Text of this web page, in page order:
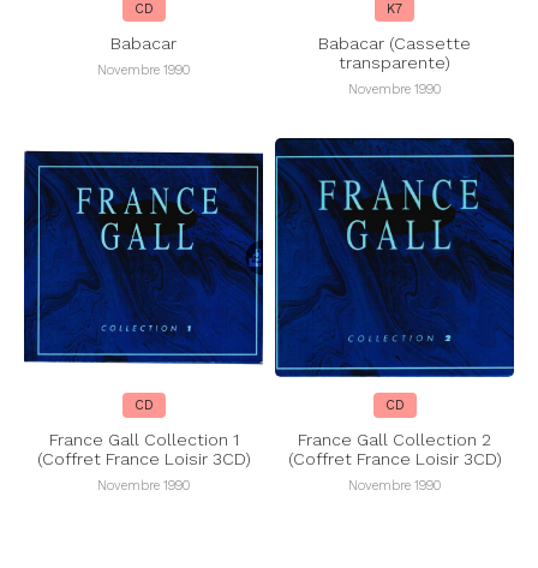
CD
Babacar
Novembre 1990
K7
Babacar (Cassette
transparente)
Novembre 1990
CD
France Gall Collection 1
(Coffret France Loisir 3CD)
Novembre 1990
CD
France Gall Collection 2
(Coffret France Loisir 3CD)
Novembre 1990